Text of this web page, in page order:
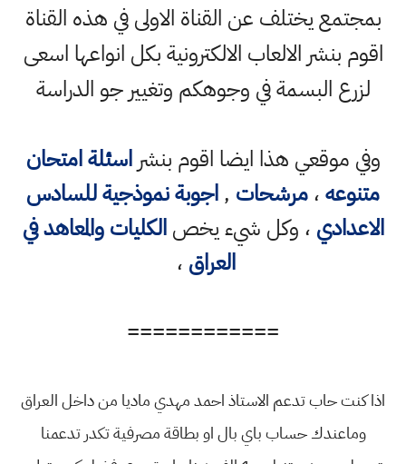
يختلف عن القناة الاولى في هذه القناة
بنشر الالعاب الالكترونية بكل انواعها اسعى
لزرع البسمة في وجوهكم وتغيير جو الدراسة
موقعي هذا ايضا اقوم بنشراسئلة امتحان
،مرشحات,اجوبة نموذجية للسادس
، وكل شيء يخصالكليات والمعاهد في
العراق،
============
كنت حاب تدعم الاستاذ احمد مهدي ماديا من داخل العراق
وماعندك حساب باي بال او بطاقة مصرفية تكدر تدعمنا